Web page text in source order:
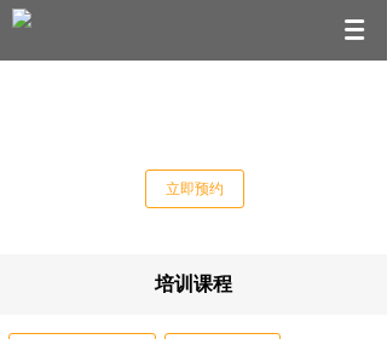
立即预约
培训课程